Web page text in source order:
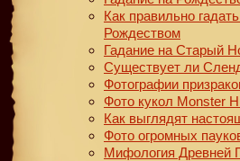
Как правильно
Рождеством
Гадание на Старый
Существует ли
Фотографии
Фото кукол Monster
Как выглядят
Фото огромных
Мифология Древней